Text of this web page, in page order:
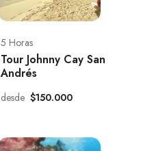
5 Horas
Tour Johnny Cay San
Andrés
desde $150.000